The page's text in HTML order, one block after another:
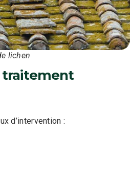
lichen
traitement
d’intervention :